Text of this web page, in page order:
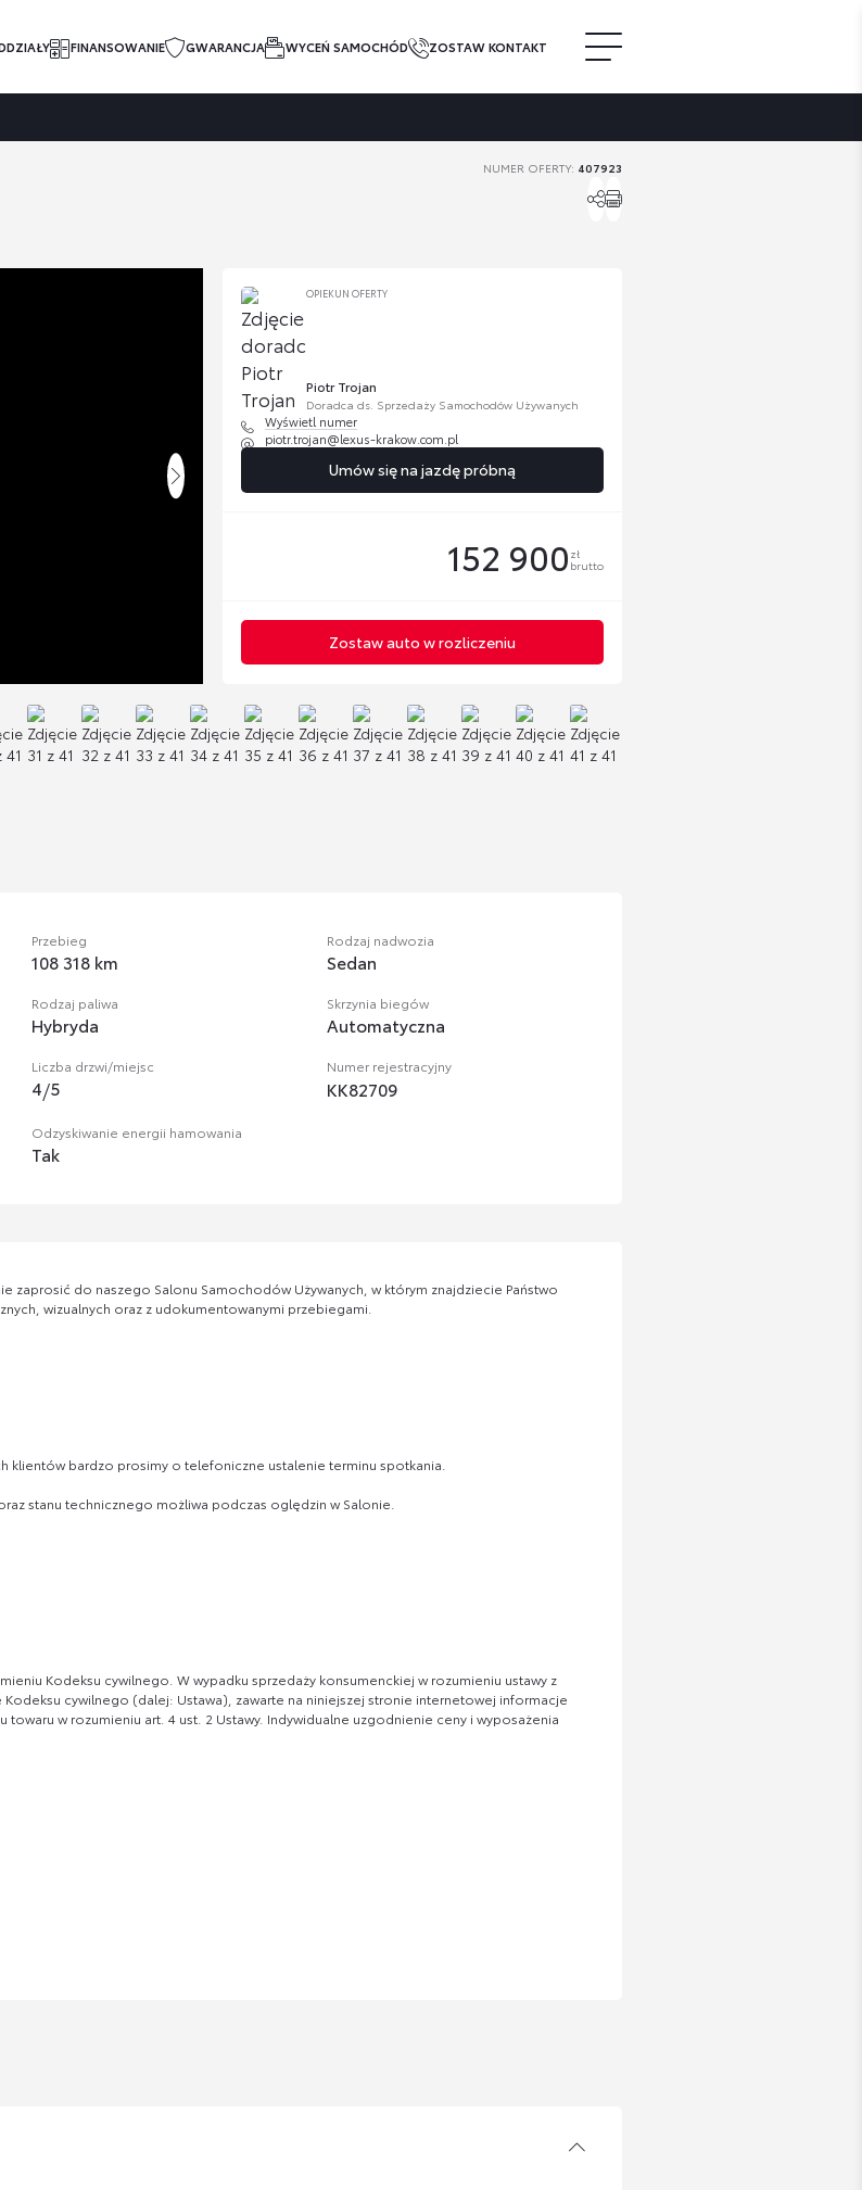
FINANSOWANIE GWARANCJA WYCEŃ SAMOCHÓD ZOSTAW KONTAKT
NUMER OFERTY: 407923
OPIEKUN OFERTY
Piotr Trojan
Doradca ds. Sprzedaży Samochodów Używanych
Wyświetl numer
piotr.trojan@lexus-krakow.com.pl
Umów się na jazdę próbną
152 900 zł
brutto
Zostaw auto w rozliczeniu
Przebieg
108 318 km
Rodzaj nadwozia
Sedan
Rodzaj paliwa
Hybryda
Skrzynia biegów
Automatyczna
Liczba drzwi/miejsc
4/5
Numer rejestracyjny
KK82709
Odzyskiwanie energii hamowania
Tak
do naszego Salonu Samochodów Używanych, w którym znajdziecie Państwo
wizualnych oraz z udokumentowanymi przebiegami.
klientów bardzo prosimy o telefoniczne ustalenie terminu spotkania.
stanu technicznego możliwa podczas oględzin w Salonie.
Kodeksu cywilnego. W wypadku sprzedaży konsumenckiej w rozumieniu ustawy z
cywilnego (dalej: Ustawa), zawarte na niniejszej stronie internetowej informacje
w rozumieniu art. 4 ust. 2 Ustawy. Indywidualne uzgodnienie ceny i wyposażenia